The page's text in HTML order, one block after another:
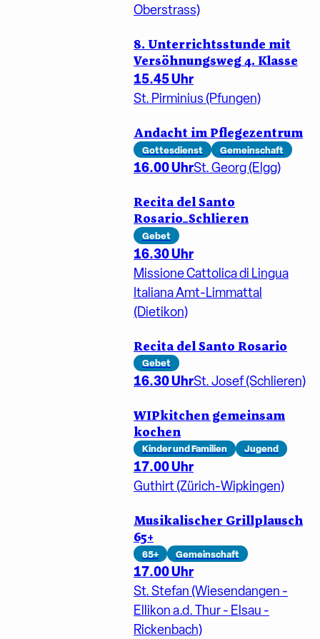
Oberstrass)
8. Unterrichtsstunde mit
Versöhnungsweg 4. Klasse
15.45 Uhr
St. Pirminius (Pfungen)
Andacht im Pflegezentrum
Gottesdienst Gemeinschaft
16.00 UhrSt. Georg (Elgg)
Recita del Santo
Rosario_Schlieren
Gebet
16.30 Uhr
Missione Cattolica di Lingua
Italiana Amt-Limmattal
(Dietikon)
Recita del Santo Rosario
Gebet
16.30 UhrSt. Josef (Schlieren)
WIPkitchen gemeinsam
kochen
Kinder und Familien Jugend
17.00 Uhr
Guthirt (Zürich-Wipkingen)
Musikalischer Grillplausch
65+
65+ Gemeinschaft
17.00 Uhr
St. Stefan (Wiesendangen -
Ellikon a.d. Thur - Elsau -
Rickenbach)